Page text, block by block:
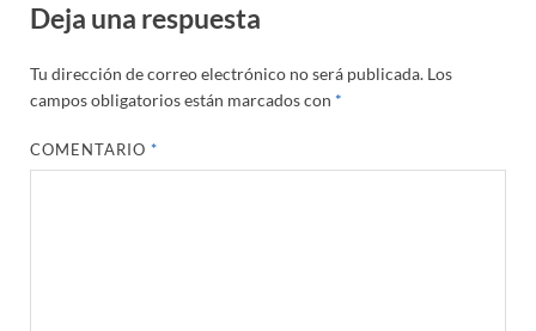
Deja una respuesta
Tu dirección de correo electrónico no será publicada. Los
campos obligatorios están marcados con *
COMENTARIO*